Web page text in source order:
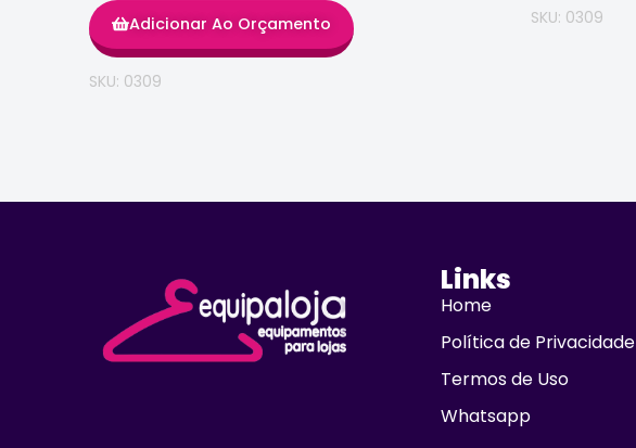
Adicionar Ao Orçamento
SKU: 0309
SKU: 0309
Links
Home
Política de Privacidade
Termos de Uso
Whatsapp